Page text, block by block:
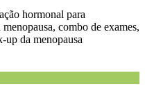
hormonal para
combo de exames,
up da menopausa